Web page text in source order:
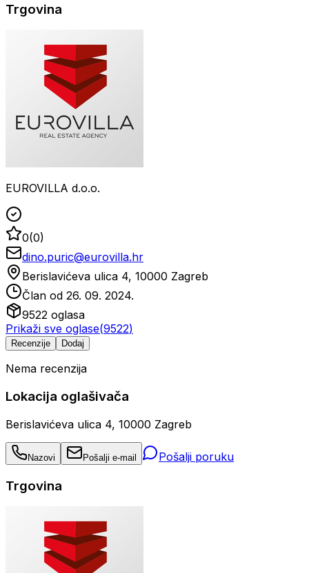
Trgovina
EUROVILLA d.o.o.
0(0)
dino.puric@eurovilla.hr
Berislavićeva ulica 4, 10000 Zagreb
Član od 26. 09. 2024.
9522 oglasa
Prikaži sve oglase(9522)
Recenzije Dodaj
Nema recenzija
Lokacija oglašivača
Berislavićeva ulica 4, 10000 Zagreb
Nazovi Pošalji e-mail Pošalji poruku
Trgovina